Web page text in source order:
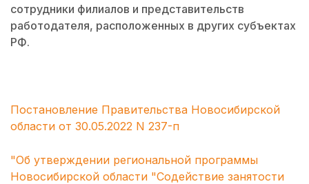
сотрудники филиалов и представительств
работодателя, расположенных в других субъектах
РФ.
Постановление Правительства Новосибирской
области от 30.05.2022 N 237-п
"Об утверждении региональной программы
Новосибирской области "Содействие занятости